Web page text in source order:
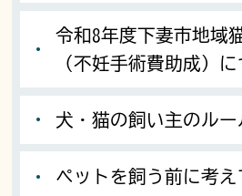
令和8年度下妻市地域
（不妊手術費助成）に
犬・猫の飼い主のルー
ペットを飼う前に考え